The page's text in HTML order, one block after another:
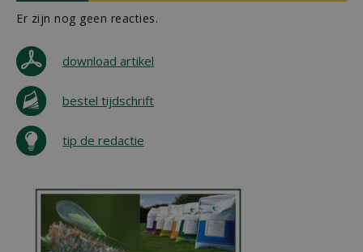
Er zijn nog geen reacties.
download artikel
bestel tijdschrift
tip de redactie